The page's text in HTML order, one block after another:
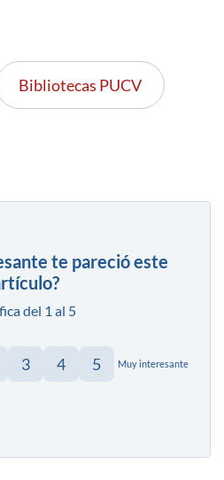
Bibliotecas PUCV
te pareció este
del 1 al 5
3 4 5 Muy interesante